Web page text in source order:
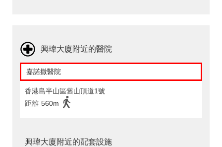
興瑋大廈附近的醫院
嘉諾撒醫院
香港島半山區舊山頂道1號
距離 560m
興瑋大廈附近的配套設施